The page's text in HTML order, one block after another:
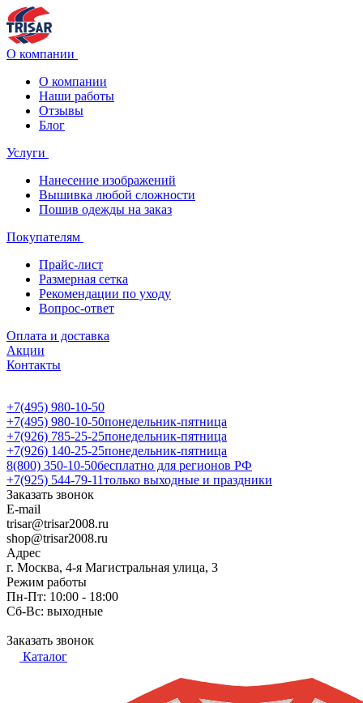
О компании
О компании
Наши работы
Отзывы
Блог
Услуги
Нанесение изображений
Вышивка любой сложности
Пошив одежды на заказ
Покупателям
Прайс-лист
Размерная сетка
Рекомендации по уходу
Вопрос-ответ
Оплата и доставка
Акции
Контакты
+7(495) 980-10-50
+7(495) 980-10-50понедельник-пятница
+7(926) 785-25-25понедельник-пятница
+7(926) 140-25-25понедельник-пятница
8(800) 350-10-50бесплатно для регионов РФ
+7(925) 544-79-11только выходные и праздники
Заказать звонок
E-mail
trisar@trisar2008.ru
shop@trisar2008.ru
Адрес
г. Москва, 4-я Магистральная улица, 3
Режим работы
Пн-Пт: 10:00 - 18:00
Сб-Вс: выходные
Заказать звонок
Каталог